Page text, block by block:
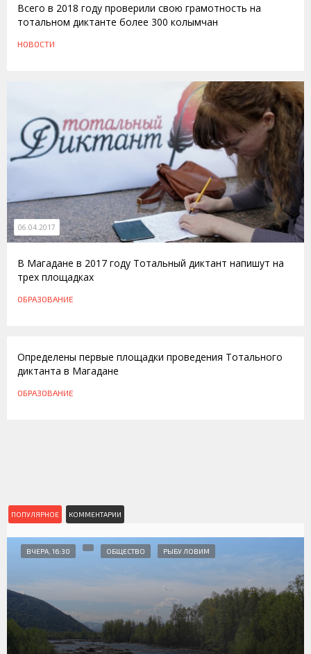
Всего в 2018 году проверили свою грамотность на
тотальном диктанте более 300 колымчан
НОВОСТИ
06.04.2017
В Магадане в 2017 году Тотальный диктант напишут на
трех площадках
ОБРАЗОВАНИЕ
Определены первые площадки проведения Тотального
диктанта в Магадане
ОБРАЗОВАНИЕ
ПОПУЛЯРНОЕ КОММЕНТАРИИ
ВЧЕРА, 16:30 ОБЩЕСТВО РЫБУ ЛОВИМ